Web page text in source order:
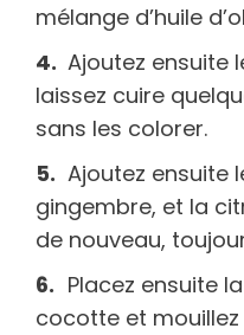
mélange d’huile
Ajoutez ensuite
laissez cuire
sans les colorer.
Ajoutez ensuite
gingembre, et la
de nouveau,
Placez ensuite
cocotte et mouillez